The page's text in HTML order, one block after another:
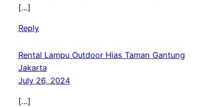
[…]
Reply
Rental Lampu Outdoor Hias Taman Gantung
Jakarta
July 26, 2024
[…]